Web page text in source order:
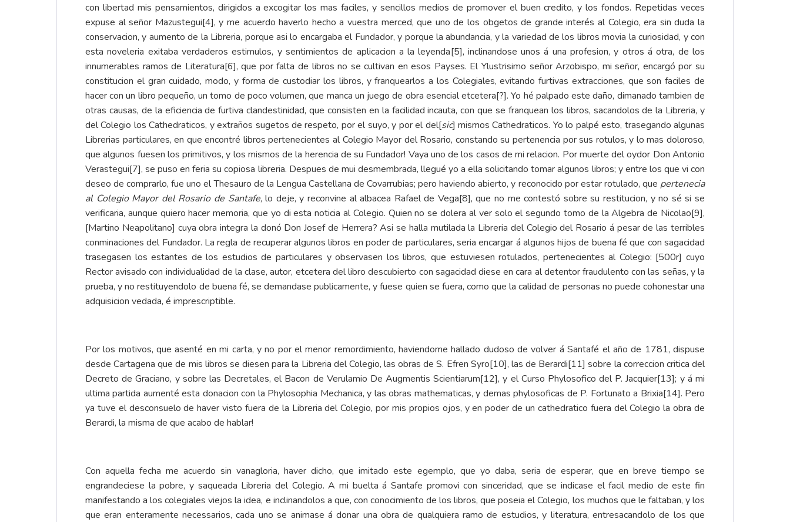
con libertad mis pensamientos, dirigidos a excogitar los mas faciles, y sencillos medios de promover el buen credito, y los fondos. Repetidas veces
expuse al señor Mazustegui[4], y me acuerdo haverlo hecho a vuestra merced, que uno de los obgetos de grande interés al Colegio, era sin duda la
conservacion, y aumento de la Libreria, porque asi lo encargaba el Fundador, y porque la abundancia, y la variedad de los libros movia la curiosidad, y con
esta noveleria exitaba verdaderos estimulos, y sentimientos de aplicacion a la leyenda[5], inclinandose unos á una profesion, y otros á otra, de los
innumerables ramos de Literatura[6], que por falta de libros no se cultivan en esos Payses. El Ylustrisimo señor Arzobispo, mi señor, encargó por su
constitucion el gran cuidado, modo, y forma de custodiar los libros, y franquearlos a los Colegiales, evitando furtivas extracciones, que son faciles de
hacer con un libro pequeño, un tomo de poco volumen, que manca un juego de obra esencial etcetera[?]. Yo hé palpado este daño, dimanado tambien de
otras causas, de la eficiencia de furtiva clandestinidad, que consisten en la facilidad incauta, con que se franquean los libros, sacandolos de la Libreria, y
del Colegio los Cathedraticos, y extraños sugetos de respeto, por el suyo, y por el del[sic] mismos Cathedraticos. Yo lo palpé esto, trasegando algunas
Librerias particulares, en que encontré libros pertenecientes al Colegio Mayor del Rosario, constando su pertenencia por sus rotulos, y lo mas doloroso,
que algunos fuesen los primitivos, y los mismos de la herencia de su Fundador! Vaya uno de los casos de mi relacion. Por muerte del oydor Don Antonio
Verastegui[7], se puso en feria su copiosa libreria. Despues de mui desmembrada, llegué yo a ella solicitando tomar algunos libros; y entre los que vi con
deseo de comprarlo, fue uno el Thesauro de la Lengua Castellana de Covarrubias; pero haviendo abierto, y reconocido por estar rotulado, que pertenecia
al Colegio Mayor del Rosario de Santafe, lo deje, y reconvine al albacea Rafael de Vega[8], que no me contestó sobre su restitucion, y no sé si se
verificaria, aunque quiero hacer memoria, que yo di esta noticia al Colegio. Quien no se dolera al ver solo el segundo tomo de la Algebra de Nicolao[9],
[Martino Neapolitano] cuya obra integra la donó Don Josef de Herrera? Asi se halla mutilada la Libreria del Colegio del Rosario á pesar de las terribles
conminaciones del Fundador. La regla de recuperar algunos libros en poder de particulares, seria encargar á algunos hijos de buena fé que con sagacidad
trasegasen los estantes de los estudios de particulares y observasen los libros, que estuviesen rotulados, pertenecientes al Colegio: [500r] cuyo
Rector avisado con individualidad de la clase, autor, etcetera del libro descubierto con sagacidad diese en cara al detentor fraudulento con las señas, y la
prueba, y no restituyendolo de buena fé, se demandase publicamente, y fuese quien se fuera, como que la calidad de personas no puede cohonestar una
adquisicion vedada, é imprescriptible.
Por los motivos, que asenté en mi carta, y no por el menor remordimiento, haviendome hallado dudoso de volver á Santafé el año de 1781, dispuse
desde Cartagena que de mis libros se diesen para la Libreria del Colegio, las obras de S. Efren Syro[10], las de Berardi[11] sobre la correccion critica del
Decreto de Graciano, y sobre las Decretales, el Bacon de Verulamio De Augmentis Scientiarum[12], y el Curso Phylosofico del P. Jacquier[13]; y á mi
ultima partida aumenté esta donacion con la Phylosophia Mechanica, y las obras mathematicas, y demas phylosoficas de P. Fortunato a Brixia[14]. Pero
ya tuve el desconsuelo de haver visto fuera de la Libreria del Colegio, por mis propios ojos, y en poder de un cathedratico fuera del Colegio la obra de
Berardi, la misma de que acabo de hablar!
Con aquella fecha me acuerdo sin vanagloria, haver dicho, que imitado este egemplo, que yo daba, seria de esperar, que en breve tiempo se
engrandeciese la pobre, y saqueada Libreria del Colegio. A mi buelta á Santafe promovi con sinceridad, que se indicase el facil medio de este fin
manifestando a los colegiales viejos la idea, e inclinandolos a que, con conocimiento de los libros, que poseia el Colegio, los muchos que le faltaban, y los
que eran enteramente necessarios, cada uno se animase á donar una obra de qualquiera ramo de estudios, y literatura, entresacandolo de los que